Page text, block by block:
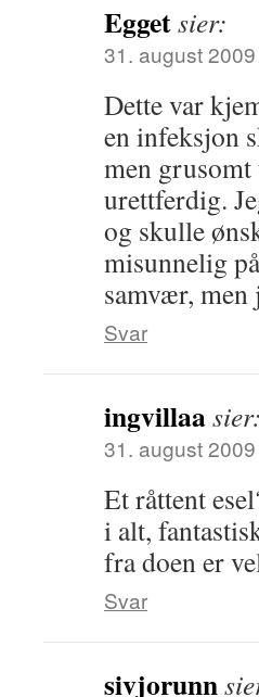
Eggetsier:
31. august
Dette var
en infeksjon
men
urettferdig.
og skulle
misunnelig
samvær,
Svar
ingvillaasier:
31. august
Et råttent
i alt,
fra doen er
Svar
sivjorunn